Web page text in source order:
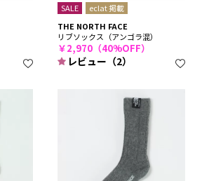
SALE
eclat 掲載
THE NORTH FACE
リブソックス（アンゴラ混）
￥2,970（40%OFF）
レビュー（2）